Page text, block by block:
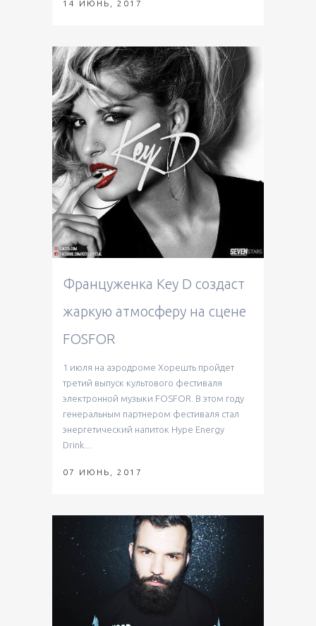
14 ИЮНЬ, 2017
Француженка Key D создаст
жаркую атмосферу на сцене
FOSFOR
1 июля на аэродроме Хорешть пройдет
третий выпуск культового фестиваля
электронной музыки FOSFOR. В этом году
генеральным партнером фестиваля стал
энергетический напиток Hype Energy
Drink....
07 ИЮНЬ, 2017